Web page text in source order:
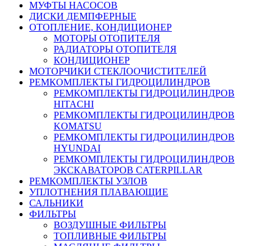
МУФТЫ НАСОСОВ
ДИСКИ ДЕМПФЕРНЫЕ
ОТОПЛЕНИЕ, КОНДИЦИОНЕР
МОТОРЫ ОТОПИТЕЛЯ
РАДИАТОРЫ ОТОПИТЕЛЯ
КОНДИЦИОНЕР
МОТОРЧИКИ СТЕКЛООЧИСТИТЕЛЕЙ
РЕМКОМПЛЕКТЫ ГИДРОЦИЛИНДРОВ
РЕМКОМПЛЕКТЫ ГИДРОЦИЛИНДРОВ
HITACHI
РЕМКОМПЛЕКТЫ ГИДРОЦИЛИНДРОВ
KOMATSU
РЕМКОМПЛЕКТЫ ГИДРОЦИЛИНДРОВ
HYUNDAI
РЕМКОМПЛЕКТЫ ГИДРОЦИЛИНДРОВ
ЭКСКАВАТОРОВ CATERPILLAR
РЕМКОМПЛЕКТЫ УЗЛОВ
УПЛОТНЕНИЯ ПЛАВАЮЩИЕ
САЛЬНИКИ
ФИЛЬТРЫ
ВОЗДУШНЫЕ ФИЛЬТРЫ
ТОПЛИВНЫЕ ФИЛЬТРЫ